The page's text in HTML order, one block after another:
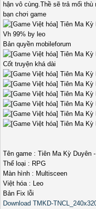
hận vô cùng.Thề sẽ trả mối
bạn chơi game
Vh 99% by leo
Bản quyền mobileforum
Cốt truyện khá dài
Tên game : Tiên Ma Kỳ Duyên
Thể loại : RPG
Màn hình : Multisceen
Việt hóa : Leo
Bản Fix lỗi
Download TMKD-